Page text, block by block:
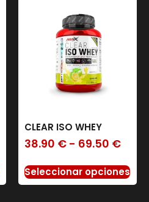
CLEAR ISO WHEY
38.90 € - 69.50 €
Seleccionar opciones